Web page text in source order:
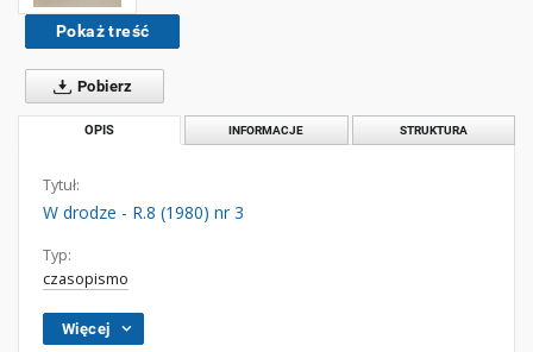
Pokaż treść
Pobierz
OPIS INFORMACJE STRUKTURA
Tytuł:
W drodze - R.8 (1980) nr 3
Typ:
czasopismo
Więcej